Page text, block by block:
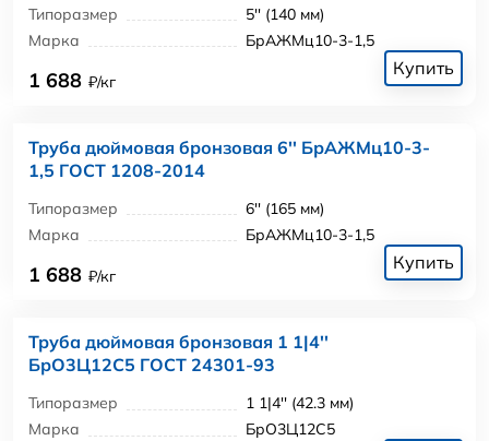
Типоразмер
5'' (140 мм)
Марка
БрАЖМц10-3-1,5
1 688 ₽/кг
Купить
Труба дюймовая бронзовая 6'' БрАЖМц10-3-
1,5 ГОСТ 1208-2014
Типоразмер
6'' (165 мм)
Марка
БрАЖМц10-3-1,5
1 688 ₽/кг
Купить
Труба дюймовая бронзовая 1 1|4''
БрО3Ц12С5 ГОСТ 24301-93
Типоразмер
1 1|4'' (42.3 мм)
Марка
БрО3Ц12С5